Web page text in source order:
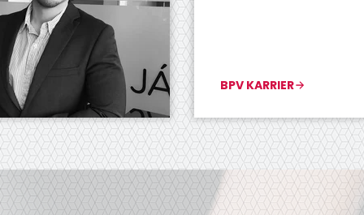
BPV KARRIER